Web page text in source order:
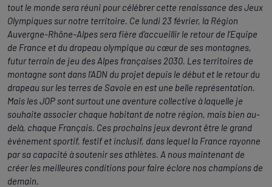
tout le monde sera réuni pour célébrer cette renaissance des Jeux
Olympiques sur notre territoire. Ce lundi 23 février, la Région
Auvergne-Rhône-Alpes sera fière d’accueillir le retour de l’Equipe
de France et du drapeau olympique au cœur de ses montagnes,
futur terrain de jeu des Alpes françaises 2030. Les territoires de
montagne sont dans l’ADN du projet depuis le début et le retour du
drapeau sur les terres de Savoie en est une belle représentation.
Mais les JOP sont surtout une aventure collective à laquelle je
souhaite associer chaque habitant de notre région, mais bien au-
delà, chaque Français. Ces prochains jeux devront être le grand
événement sportif, festif et inclusif, dans lequel la France rayonne
par sa capacité à soutenir ses athlètes. A nous maintenant de
créer les meilleures conditions pour faire éclore nos champions de
demain.